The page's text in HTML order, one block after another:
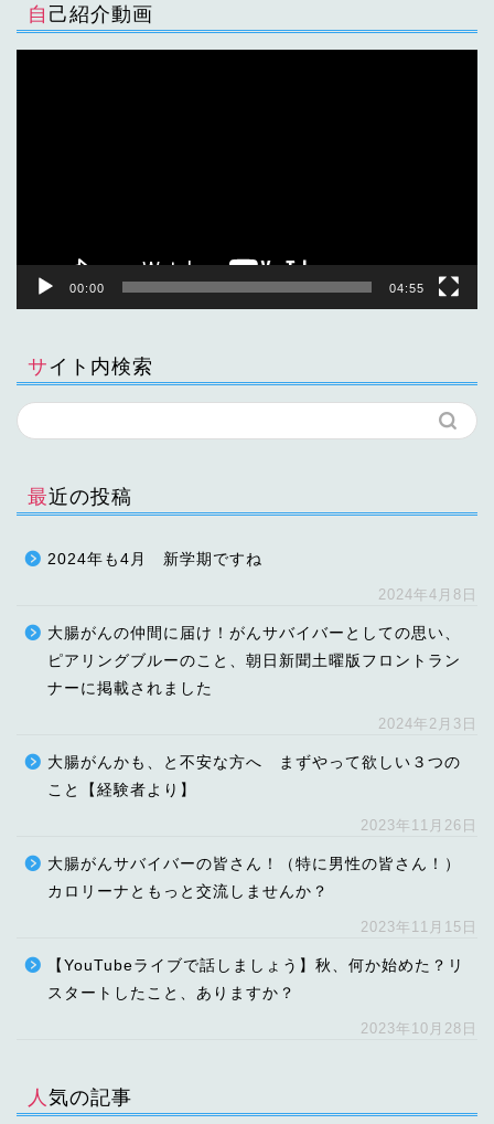
自己紹介動画
00:00 04:55
サイト内検索
最近の投稿
2024年も4月 新学期ですね
2024年4月8日
大腸がんの仲間に届け！がんサバイバーとしての思い、
ピアリングブルーのこと、朝日新聞土曜版フロントラン
ナーに掲載されました
2024年2月3日
大腸がんかも、と不安な方へ まずやって欲しい３つの
こと【経験者より】
2023年11月26日
大腸がんサバイバーの皆さん！（特に男性の皆さん！）
カロリーナともっと交流しませんか？
2023年11月15日
【YouTubeライブで話しましょう】秋、何か始めた？リ
スタートしたこと、ありますか？
2023年10月28日
人気の記事